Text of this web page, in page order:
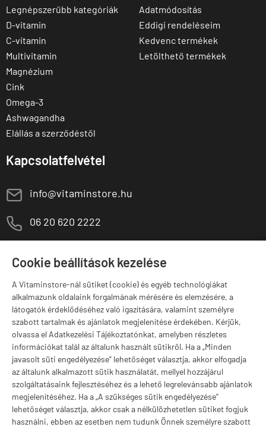
Cookie beállítások kezelése
A Vitaminstore-nál sütiket (cookie) és egyéb technológiákat
alkalmazunk oldalaink forgalmának mérésére és elemzésére, a
látogatók érdeklődéséhez való igazítására, valamint személyre
szabott tartalmak és ajánlatok megjelenítése érdekében. Kérjük,
olvassa el Adatkezelési Tájékoztatónkat, amelyben részletes
információkat talál az általunk használt sütikről. Ha a „Minden
javasolt süti engedélyezése” lehetőséget választja, akkor elfogadja
az általunk alkalmazott sütik használatát, mellyel hozzájárul
szolgáltatásaink fejlesztéséhez és a lehető legrelevánsabb ajánlatok
megjelenítéséhez. Ha a „A szükséges sütik engedélyezése”
lehetőséget választja, akkor csak a nélkülözhetetlen sütiket fogjuk
használni, ebben az esetben nem tudunk Önnek személyre szabott
Legnépszerűbb kategóriák
D-vitamin
C-vitamin
Multivitamin
Magnézium
Cink
Omega-3
Ashwagandha
Elállás a szerződéstől
Adatmódosítás
Eddigi rendeléseim
Kedvenc termékek
Letölthető termékek
Kapcsolatfelvétel
E info@vitaminstore.hu
M 06 20 620 2222
Szugló u. 83-85.
Márkák
Valuta választás